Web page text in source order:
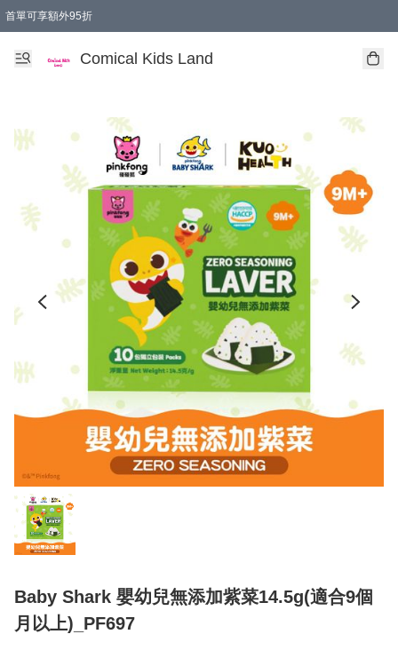
首單可享額外95折
Comical Kids Land
Baby Shark 嬰幼兒無添加紫菜14.5g(適合9個
月以上)_PF697